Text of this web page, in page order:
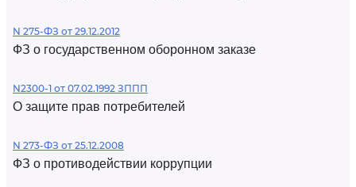
N 275-ФЗ от 29.12.2012
ФЗ о государственном оборонном заказе
N2300-1 от 07.02.1992 ЗППП
О защите прав потребителей
N 273-ФЗ от 25.12.2008
ФЗ о противодействии коррупции